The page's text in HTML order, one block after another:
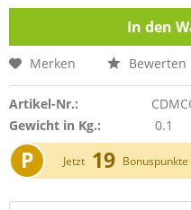
In den
Merken Bewerten
Artikel-Nr.:
Gewicht in Kg.:
0.1
P Jetzt 19